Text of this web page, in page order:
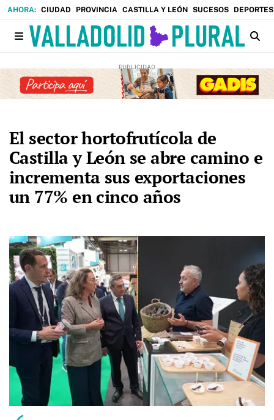
CIUDAD PROVINCIA CASTILLA Y LEÓN SUCESOS DEPORTES
El sector hortofrutícola de
Castilla y León se abre camino e
incrementa sus exportaciones
un 77% en cinco años